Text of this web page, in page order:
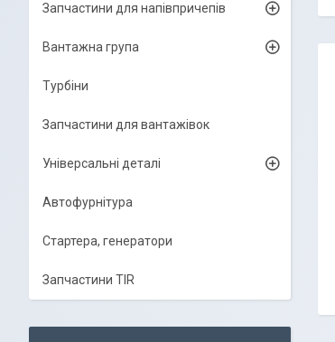
Запчастини для напівпричепів
Вантажна група
Турбіни
Запчастини для вантажівок
Універсальні деталі
Автофурнітура
Стартера, генератори
Запчастини TIR